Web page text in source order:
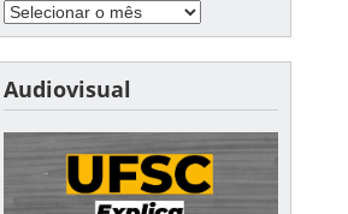
Audiovisual